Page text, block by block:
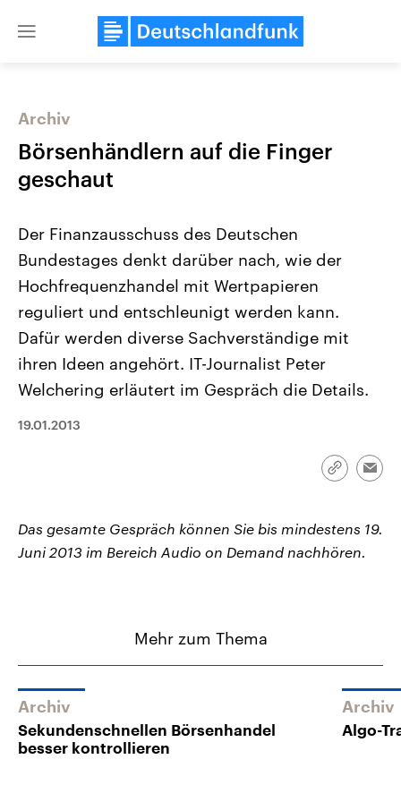
Close
Landtagswahl Sachsen-Anhalt
Alle Informationen
Sachsen-Anhalt wählt am 6.
September 2026 einen neuen
Landtag. Seit 2021 wird das
Bundesland von einer Koalition aus
Umfragen, Prognosen,
USA
Hintergründe
Wirtschaftlich und
gehören die Vereinigten
den mächtigsten Ländern
mit großem Einfluss auf
Archiv
Börsenhändlern auf die Finger
geschaut
Der Finanzausschuss des Deutschen
Bundestages denkt darüber nach, wie der
Hochfrequenzhandel mit Wertpapieren
reguliert und entschleunigt werden kann.
Dafür werden diverse Sachverständige mit
ihren Ideen angehört. IT-Journalist Peter
Welchering erläutert im Gespräch die Details.
19.01.2013
Link
Das gesamte Gespräch können Sie bis mindestens 19.
Juni 2013 im Bereich Audio on Demand nachhören.
Mehr zum Thema
Archiv
Sekundenschnellen Börsenhandel
besser kontrollieren
Archiv
Algo-